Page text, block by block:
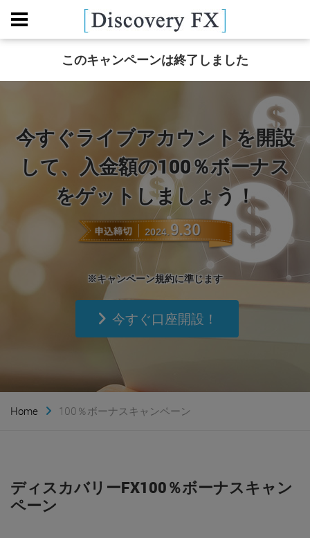
このキャンペーンは終了しました
今すぐライブアカウントを開設
して、 入金額の100％ボーナス
をゲットしましょう！
※キャンペーン規約に準じます
今すぐ口座開設！
Home 100％ボーナスキャンペーン
ディスカバリーFX100％ボーナスキャン
ペーン